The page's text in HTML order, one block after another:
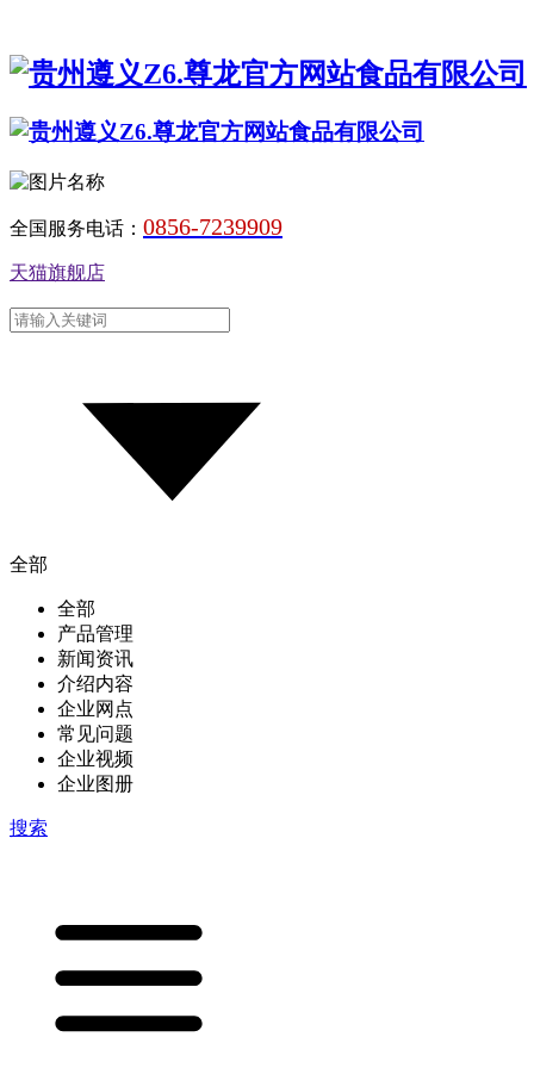
全国服务电话： 0856-7239909
天猫旗舰店
全部
全部
产品管理
新闻资讯
介绍内容
企业网点
常见问题
企业视频
企业图册
搜索